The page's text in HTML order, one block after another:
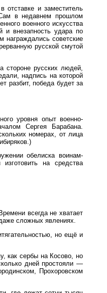
отставке и заместитель
Сам в недавнем прошлом
военного искусства
и внезапность удара по
награждались советские
русской смутой
стороне русских людей,
надпись на которой
разбит, победа будет за
уровня опыт военно-
Сергея Барабана.
номерах, от лица
обелиска воинам-
на средства
всегда не хватает
сложных явлениях.
но ещё и
как сербы на Косово, но
дней простояли —
Прохоровском